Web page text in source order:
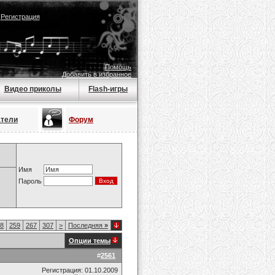
Регистрация
Помощь
Добавить в избранное
Видео приколы Flash-игры
Форум
Имя
Пароль
259 267 307 > Последняя »
Опции темы
#2561
Регистрация: 01.10.2009